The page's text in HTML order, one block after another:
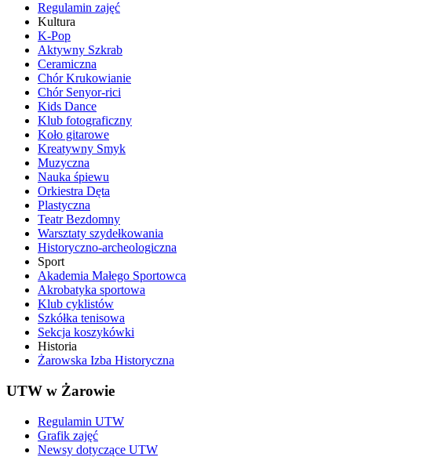
Regulamin zajęć
Kultura
K-Pop
Aktywny Szkrab
Ceramiczna
Chór Krukowianie
Chór Senyor-rici
Kids Dance
Klub fotograficzny
Koło gitarowe
Kreatywny Smyk
Muzyczna
Nauka śpiewu
Orkiestra Dęta
Plastyczna
Teatr Bezdomny
Warsztaty szydełkowania
Historyczno-archeologiczna
Sport
Akademia Małego Sportowca
Akrobatyka sportowa
Klub cyklistów
Szkółka tenisowa
Sekcja koszykówki
Historia
Żarowska Izba Historyczna
UTW w Żarowie
Regulamin UTW
Grafik zajęć
Newsy dotyczące UTW